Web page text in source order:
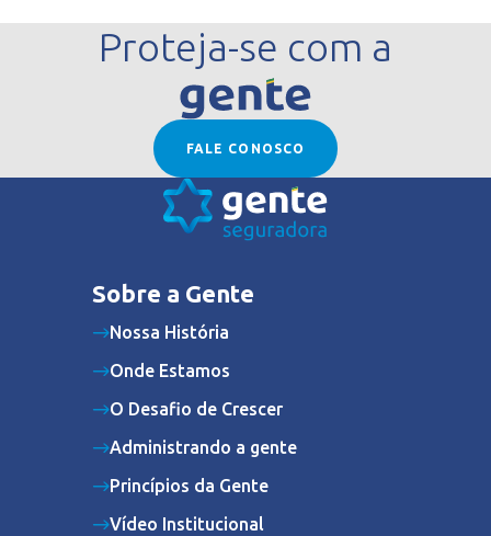
Proteja-se com a
FALE CONOSCO
Sobre a Gente
Nossa História
Onde Estamos
O Desafio de Crescer
Administrando a gente
Princípios da Gente
Vídeo Institucional